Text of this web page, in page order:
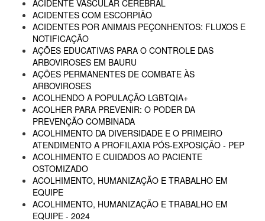
ACIDENTE VASCULAR CEREBRAL
ACIDENTES COM ESCORPIÃO
ACIDENTES POR ANIMAIS PEÇONHENTOS: FLUXOS E
NOTIFICAÇÃO
AÇÕES EDUCATIVAS PARA O CONTROLE DAS
ARBOVIROSES EM BAURU
AÇÕES PERMANENTES DE COMBATE ÀS
ARBOVIROSES
ACOLHENDO A POPULAÇÃO LGBTQIA+
ACOLHER PARA PREVENIR: O PODER DA
PREVENÇÃO COMBINADA
ACOLHIMENTO DA DIVERSIDADE E O PRIMEIRO
ATENDIMENTO A PROFILAXIA PÓS-EXPOSIÇÃO - PEP
ACOLHIMENTO E CUIDADOS AO PACIENTE
OSTOMIZADO
ACOLHIMENTO, HUMANIZAÇÃO E TRABALHO EM
EQUIPE
ACOLHIMENTO, HUMANIZAÇÃO E TRABALHO EM
EQUIPE - 2024